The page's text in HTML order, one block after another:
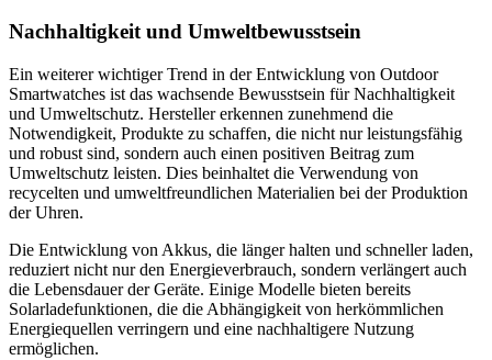
Nachhaltigkeit und Umweltbewusstsein
Ein weiterer wichtiger Trend in der Entwicklung von Outdoor
Smartwatches ist das wachsende Bewusstsein für Nachhaltigkeit
und Umweltschutz. Hersteller erkennen zunehmend die
Notwendigkeit, Produkte zu schaffen, die nicht nur leistungsfähig
und robust sind, sondern auch einen positiven Beitrag zum
Umweltschutz leisten. Dies beinhaltet die Verwendung von
recycelten und umweltfreundlichen Materialien bei der Produktion
der Uhren.
Die Entwicklung von Akkus, die länger halten und schneller laden,
reduziert nicht nur den Energieverbrauch, sondern verlängert auch
die Lebensdauer der Geräte. Einige Modelle bieten bereits
Solarladefunktionen, die die Abhängigkeit von herkömmlichen
Energiequellen verringern und eine nachhaltigere Nutzung
ermöglichen.